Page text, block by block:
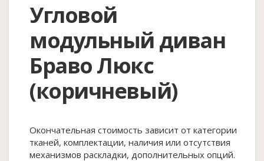
Угловой
модульный диван
Браво Люкс
(коричневый)
Окончательная стоимость зависит от категории
тканей, комплектации, наличия или отсутствия
механизмов раскладки, дополнительных опций.